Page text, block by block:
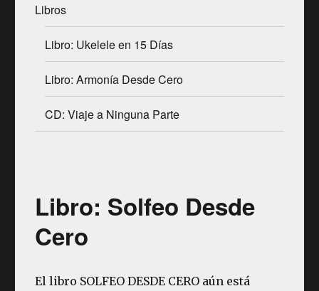
Libros
Libro: Ukelele en 15 Días
Libro: Armonía Desde Cero
CD: Viaje a Ninguna Parte
Libro: Solfeo Desde
Cero
El libro SOLFEO DESDE CERO aún está